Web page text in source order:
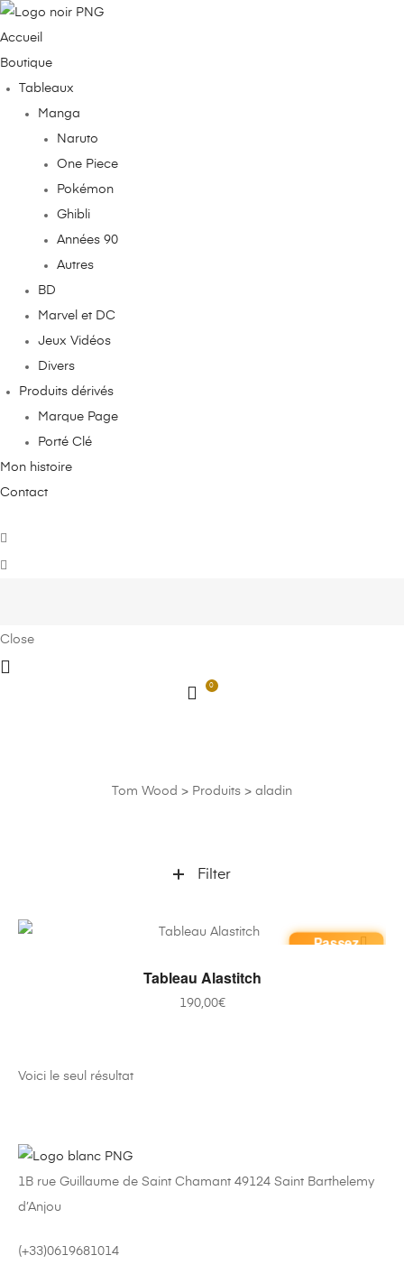
Accueil
Boutique
Tableaux
Manga
Naruto
One Piece
Pokémon
Ghibli
Années 90
Autres
BD
Marvel et DC
Jeux Vidéos
Divers
Produits dérivés
Marque Page
Porté Clé
Mon histoire
Contact
Close
0
Tom Wood > Produits > aladin
Filter
Passez
AJOUTER AU PANIER
Tableau Alastitch
190,00€
Voici le seul résultat
1B rue Guillaume de Saint Chamant 49124 Saint Barthelemy
d’Anjou
(+33)0619681014